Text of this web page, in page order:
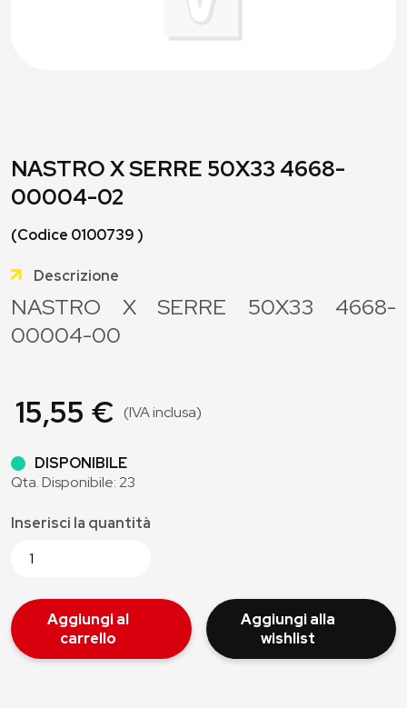
NASTRO X SERRE 50X33 4668-
00004-02
(Codice 0100739 )
Descrizione
NASTRO X SERRE 50X33 4668-
00004-00
15,55 € (IVA inclusa)
DISPONIBILE
Qta. Disponibile: 23
Inserisci la quantità
Aggiungi al
carrello
Aggiungi alla
wishlist